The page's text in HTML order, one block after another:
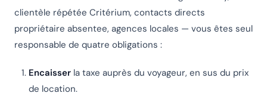
clientèle répétée Critérium, contacts directs
propriétaire absentee, agences locales — vous êtes seul
responsable de quatre obligations :
Encaisser la taxe auprès du voyageur, en sus du prix
de location.